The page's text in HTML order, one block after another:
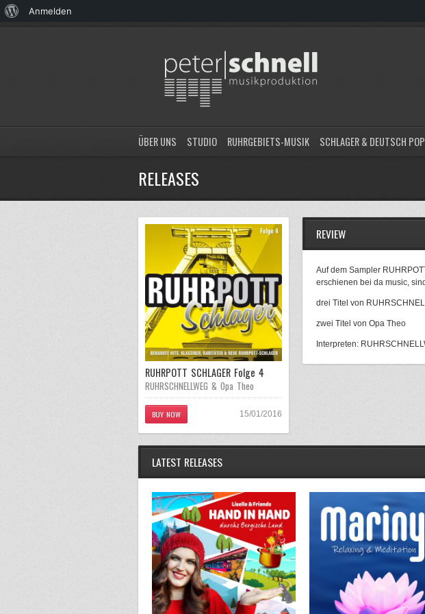
ÜBER UNS STUDIO RUHRGEBIETS-MUSIK SCHLAGER & DEUTSCH POP
RELEASES
RUHRPOTT SCHLAGER Folge 4
RUHRSCHNELLWEG & Opa Theo
BUY NOW 15/01/2016
REVIEW
Auf dem Sampler
erschienen bei da music,
drei Titel von
zwei Titel von Opa Theo
Interpreten:
LATEST RELEASES
Über
Anmelden